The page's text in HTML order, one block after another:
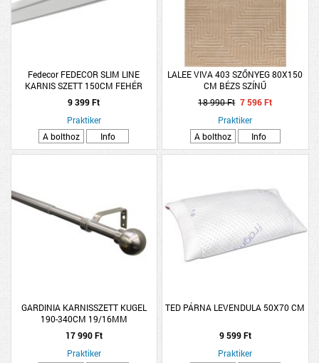
Fedecor FEDECOR SLIM LINE
KARNIS SZETT 150CM FEHÉR
ALUMÍNIUM KÉTSOROS
9 399 Ft
Praktiker
A bolthoz
Info
LALEE VIVA 403 SZŐNYEG 80X150
CM BÉZS SZÍNŰ
18 990 Ft 7 596 Ft
Praktiker
A bolthoz
Info
GARDINIA KARNISSZETT KUGEL
190-340CM 19/16MM
TELESZKÓPOS, FÉM, NEMESACÉL
17 990 Ft
Praktiker
TED PÁRNA LEVENDULA 50X70 CM
9 599 Ft
Praktiker